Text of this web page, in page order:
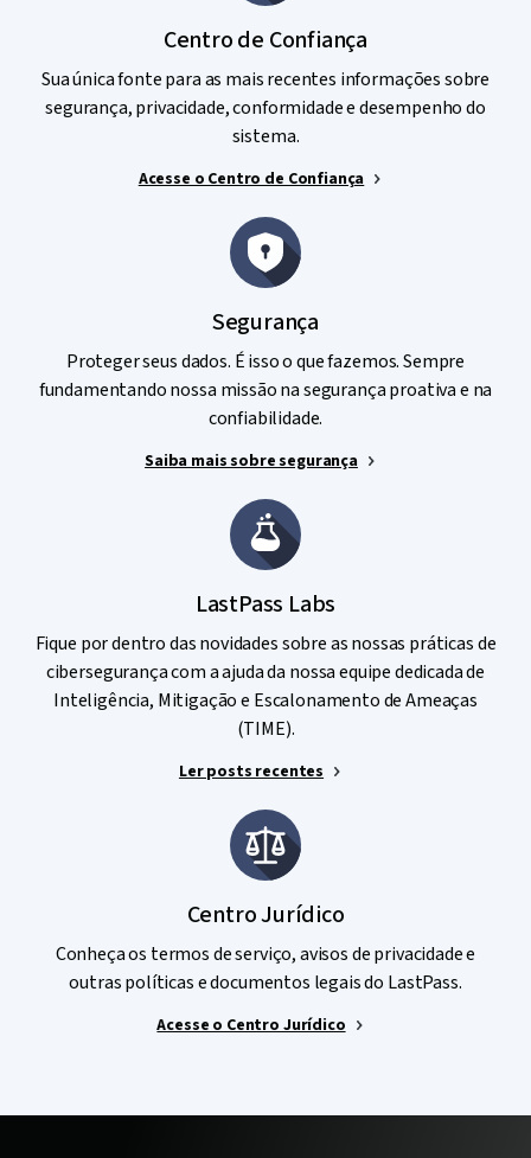
Centro de Confiança
Sua única fonte para as mais recentes informações sobre
segurança, privacidade, conformidade e desempenho do
sistema.
Acesse o Centro de Confiança
Segurança
Proteger seus dados. É isso o que fazemos. Sempre
fundamentando nossa missão na segurança proativa e na
confiabilidade.
Saiba mais sobre segurança
LastPass Labs
Fique por dentro das novidades sobre as nossas práticas de
cibersegurança com a ajuda da nossa equipe dedicada de
Inteligência, Mitigação e Escalonamento de Ameaças
(TIME).
Ler posts recentes
Centro Jurídico
Conheça os termos de serviço, avisos de privacidade e
outras políticas e documentos legais do LastPass.
Acesse o Centro Jurídico